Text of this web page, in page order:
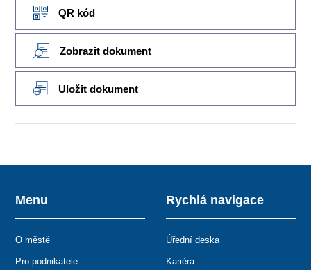
QR kód
Zobrazit dokument
Uložit dokument
Menu
O městě
Pro podnikatele
Rychlá navigace
Úřední deska
Kariéra